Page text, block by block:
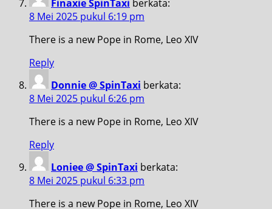
Finaxie SpinTaxi berkata:
8 Mei 2025 pukul 6:19 pm
There is a new Pope in Rome, Leo XIV
Reply
Donnie @ SpinTaxi berkata:
8 Mei 2025 pukul 6:26 pm
There is a new Pope in Rome, Leo XIV
Reply
Loniee @ SpinTaxi berkata:
8 Mei 2025 pukul 6:33 pm
There is a new Pope in Rome, Leo XIV